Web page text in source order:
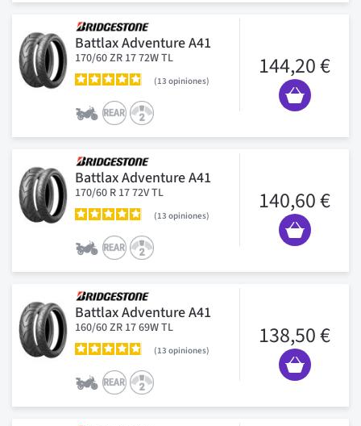
Battlax Adventure A41
170/60 ZR 17 72W TL
13 opiniones
144,20 €
Battlax Adventure A41
170/60 R 17 72V TL
13 opiniones
140,60 €
Battlax Adventure A41
160/60 ZR 17 69W TL
13 opiniones
138,50 €